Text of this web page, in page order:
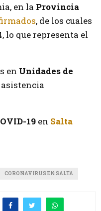
en la Provincia
, de los cuales
lo que representa el
en Unidades de
19 en Salta
CORONAVIRUS EN SALTA